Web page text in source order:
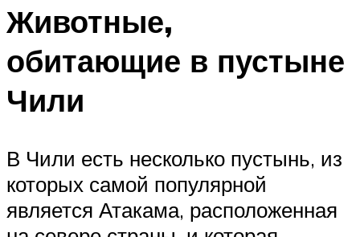
Животные,
обитающие в пустыне
Чили
В Чили есть несколько пустынь, из
которых самой популярной
является Атакама, расположенная